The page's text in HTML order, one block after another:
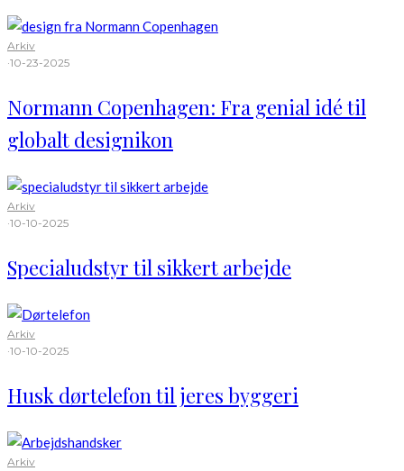
Arkiv
·10-23-2025
Normann Copenhagen: Fra genial idé til
globalt designikon
Arkiv
·10-10-2025
Specialudstyr til sikkert arbejde
Arkiv
·10-10-2025
Husk dørtelefon til jeres byggeri
Arkiv